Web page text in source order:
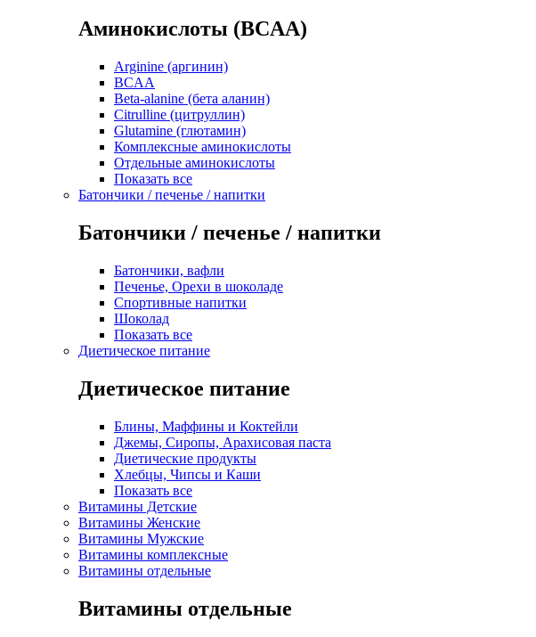
Аминокислоты (BCAA)
Arginine (аргинин)
BCAA
Beta-alanine (бета аланин)
Citrulline (цитруллин)
Glutamine (глютамин)
Комплексные аминокислоты
Отдельные аминокислоты
Показать все
Батончики / печенье / напитки
Батончики / печенье / напитки
Батончики, вафли
Печенье, Орехи в шоколаде
Спортивные напитки
Шоколад
Показать все
Диетическое питание
Диетическое питание
Блины, Маффины и Коктейли
Джемы, Сиропы, Арахисовая паста
Диетические продукты
Хлебцы, Чипсы и Каши
Показать все
Витамины Детские
Витамины Женские
Витамины Мужские
Витамины комплексные
Витамины отдельные
Витамины отдельные